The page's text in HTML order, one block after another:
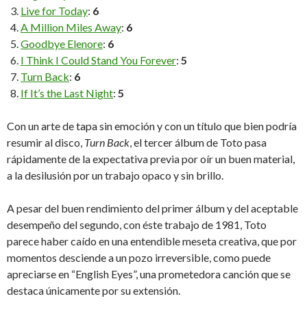
Live for Today: 6
A Million Miles Away: 6
Goodbye Elenore: 6
I Think I Could Stand You Forever: 5
Turn Back: 6
If It’s the Last Night: 5
Con un arte de tapa sin emoción y con un título que bien podría
resumir al disco, Turn Back, el tercer álbum de Toto pasa
rápidamente de la expectativa previa por oír un buen material,
a la desilusión por un trabajo opaco y sin brillo.
A pesar del buen rendimiento del primer álbum y del aceptable
desempeño del segundo, con éste trabajo de 1981, Toto
parece haber caído en una entendible meseta creativa, que por
momentos desciende a un pozo irreversible, como puede
apreciarse en “English Eyes”, una prometedora canción que se
destaca únicamente por su extensión.